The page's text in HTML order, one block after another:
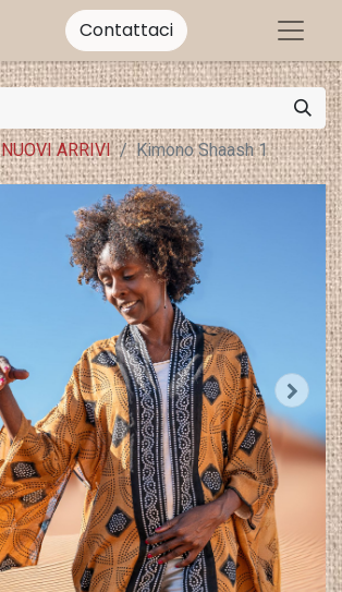
Contattaci
NUOVI ARRIVI Kimono Shaash 1